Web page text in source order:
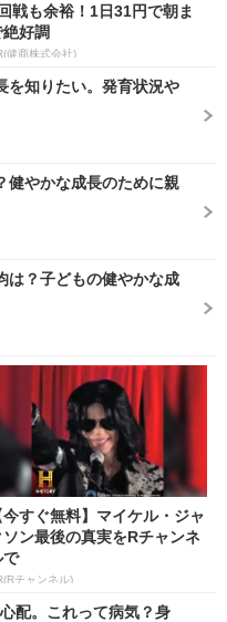
戦も余裕！1日31円で朝ま
絶好調
健商株式会社)
を知りたい。発育状況や
健やかな成長のために親
は？子どもの健やかな成
今すぐ無料】マイケル・ジャ
ソン最後の真実をRチャンネ
で
チャンネル)
配。これって病気？身